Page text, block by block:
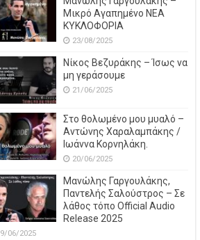
Μικρό Αγαπημένο NEΑ
ΚΥΚΛΟΦΟΡΙΑ
23/08/2025
Νίκος Βεζυράκης – Ίσως να
μη γεράσουμε
21/06/2025
Στο θολωμένο μου μυαλό –
Αντώνης Χαραλαμπάκης /
Ιωάννα Κορνηλάκη.
20/06/2025
Μανώλης Γαργουλάκης,
Παντελής Σαλούστρος – Σε
λάθος τόπο Official Audio
Release 2025
06/2025